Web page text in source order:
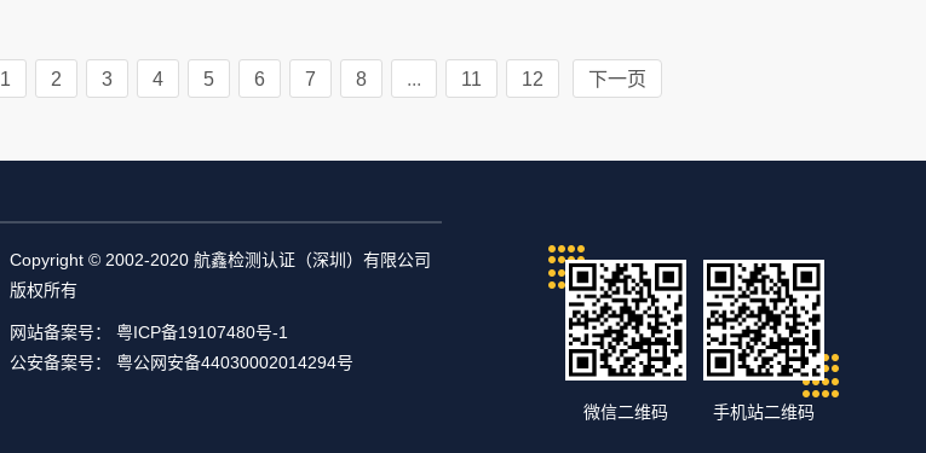
1 2 3 4 5 6 7 8 ... 11 12 下一页
Copyright © 2002-2020 航鑫检测认证（深圳）有限公司
版权所有
网站备案号： 粤ICP备19107480号-1
公安备案号： 粤公网安备44030002014294号
微信二维码 手机站二维码